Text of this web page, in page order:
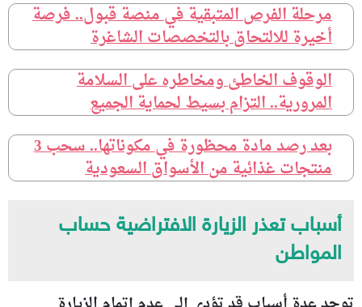
مرحلة الفرص المتبقية في منصة قبول.. فرصة
أخيرة للالتحاق بالتخصصات الشاغرة
الوقوف الخاطئ ومخاطره على السلامة
المرورية.. التزام بسيط لحماية الجميع
بعد رصد مادة محظورة في مكوناتها.. سحب 3
منتجات غذائية من الأسواق السعودية
أسباب تعذر الزيارة الافتراضية حساب
المواطن